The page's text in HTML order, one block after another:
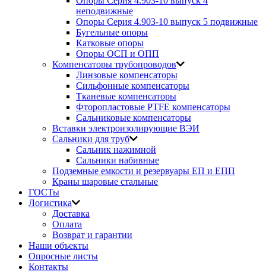
неподвижные
Опоры Серия 4.903-10 выпуск 5 подвижные
Бугельные опоры
Катковые опоры
Опоры ОСП и ОПП
Компенсаторы трубопроводов
Линзовые компенсаторы
Сильфонные компенсаторы
Тканевые компенсаторы
Фторопластовые PTFE компенсаторы
Сальниковые компенсаторы
Вставки электроизолирующие ВЭИ
Сальники для труб
Сальник нажимной
Сальники набивные
Подземные емкости и резервуары ЕП и ЕПП
Краны шаровые стальные
ГОСТы
Логистика
Доставка
Оплата
Возврат и гарантии
Наши объекты
Опросные листы
Контакты